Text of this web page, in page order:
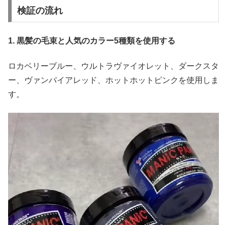
検証の流れ
1. 黒髪の毛束と人気のカラー5種類を使用する
ロカベリーブルー、ウルトラヴァイオレット、ダークスタ
ー、ヴァンパイアレッド、ホットホットピンクを使用しま
す。